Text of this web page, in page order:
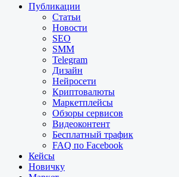
Публикации
Статьи
Новости
SEO
SMM
Telegram
Дизайн
Нейросети
Криптовалюты
Маркетплейсы
Обзоры сервисов
Видеоконтент
Бесплатный трафик
FAQ по Facebook
Кейсы
Новичку